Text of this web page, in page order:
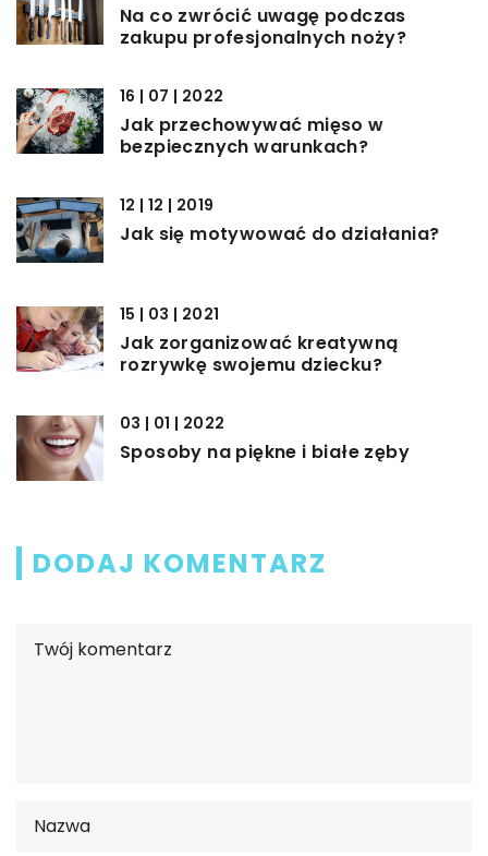
Na co zwrócić uwagę podczas
zakupu profesjonalnych noży?
16 | 07 | 2022
Jak przechowywać mięso w
bezpiecznych warunkach?
12 | 12 | 2019
Jak się motywować do działania?
15 | 03 | 2021
Jak zorganizować kreatywną
rozrywkę swojemu dziecku?
03 | 01 | 2022
Sposoby na piękne i białe zęby
DODAJ KOMENTARZ